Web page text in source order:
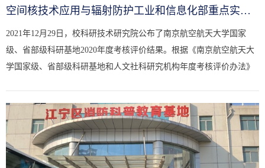
空间核技术应用与辐射防护工业和信息化部重点实验室2020年度考核...
2021年12月29日，校科研技术研究院公布了南京航空航天大学国家
级、省部级科研基地2020年度考核评价结果。根据《南京航空航天大
学国家级、省部级科研基地和人文社科研究机构年度考核评价办法》